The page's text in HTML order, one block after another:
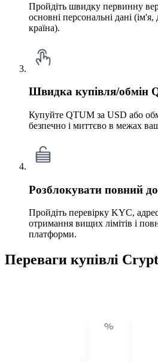
Пройдіть швидку первинну
основні персональні дані
країна).
Швидка купівля/обмін
Купуйте QTUM за USD або
безпечно і миттєво в межах
Розблокувати повний
Пройдіть перевірку KYC,
отримання вищих лімітів і
платформи.
Переваги купівлі